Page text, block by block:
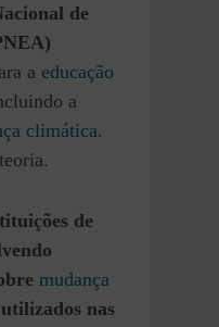
de
a educação
a
climática.
de
mudança
nas